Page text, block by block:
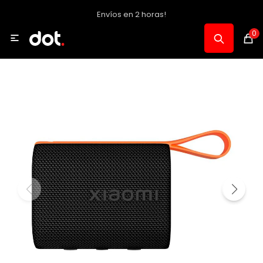
Envíos en 2 horas!
0

Celulares, Relojes y Tablets
Informática
Audio, Foto y Video